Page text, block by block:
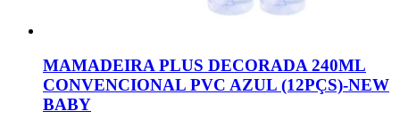
MAMADEIRA PLUS DECORADA 240ML
CONVENCIONAL PVC AZUL (12PÇS)-NEW
BABY